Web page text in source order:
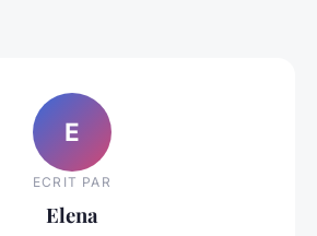
E
ECRIT PAR
Elena